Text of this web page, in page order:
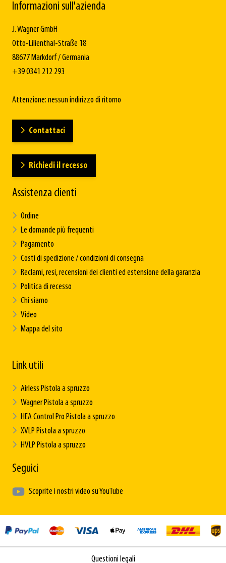
Informazioni sull'azienda
J. Wagner GmbH
Otto-Lilienthal-Straße 18
88677 Markdorf / Germania
+39 0341 212 293
Attenzione: nessun indirizzo di ritorno
Contattaci
Richiedi il recesso
Assistenza clienti
Ordine
Le domande più frequenti
Pagamento
Costi di spedizione / condizioni di consegna
Reclami, resi, recensioni dei clienti ed estensione della garanzia
Politica di recesso
Chi siamo
Video
Mappa del sito
Link utili
Airless Pistola a spruzzo
Wagner Pistola a spruzzo
HEA Control Pro Pistola a spruzzo
XVLP Pistola a spruzzo
HVLP Pistola a spruzzo
Seguici
Scoprite i nostri video su YouTube
Questioni legali